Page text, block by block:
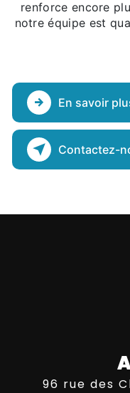
renforce encore
notre équipe est
En savoir
Contactez-
96 rue des